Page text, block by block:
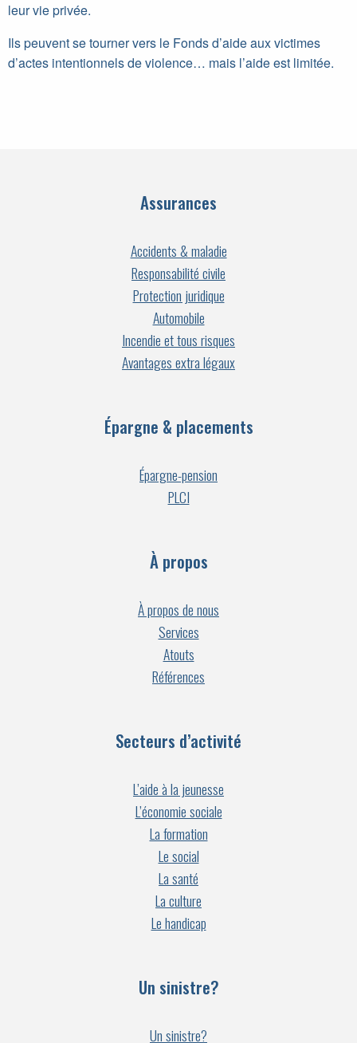
leur vie privée.
Ils peuvent se tourner vers le Fonds d’aide aux victimes
d’actes intentionnels de violence… mais l’aide est limitée.
Assurances
Accidents & maladie
Responsabilité civile
Protection juridique
Automobile
Incendie et tous risques
Avantages extra légaux
Épargne & placements
Épargne-pension
PLCI
À propos
À propos de nous
Services
Atouts
Références
Secteurs d’activité
L’aide à la jeunesse
L’économie sociale
La formation
Le social
La santé
La culture
Le handicap
Un sinistre?
Un sinistre?